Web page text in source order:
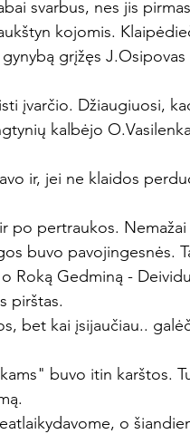
svarbus, nes jis
kojomis.
grįžęs
įvarčio. Džiaugiuosi,
kalbėjo
ir, jei ne klaidos
po pertraukos.
buvo pavojingesnės.
Roką Gedminą -
pirštas.
bet kai įsijaučiau..
buvo itin karštos.
o